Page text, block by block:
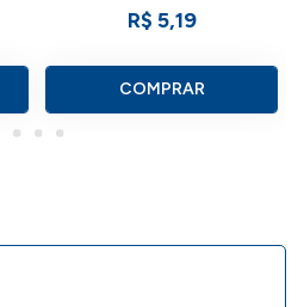
R$ 5,19
COMPRAR